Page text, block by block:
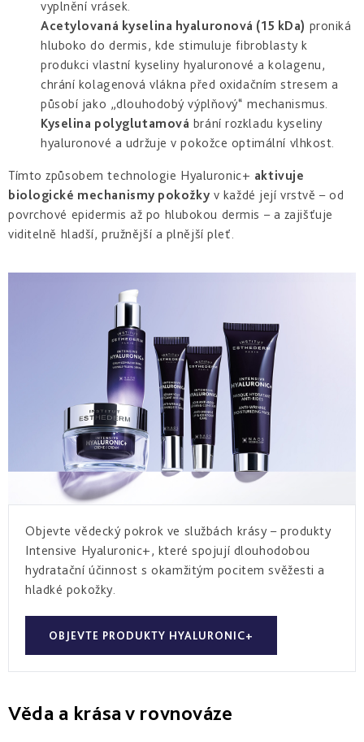
vyplnění vrásek.
Acetylovaná kyselina hyaluronová (15 kDa) proniká
hluboko do dermis, kde stimuluje fibroblasty k
produkci vlastní kyseliny hyaluronové a kolagenu,
chrání kolagenová vlákna před oxidačním stresem a
působí jako „dlouhodobý výplňový“ mechanismus.
Kyselina polyglutamová brání rozkladu kyseliny
hyaluronové a udržuje v pokožce optimální vlhkost.
Tímto způsobem technologie Hyaluronic+ aktivuje
biologické mechanismy pokožky v každé její vrstvě – od
povrchové epidermis až po hlubokou dermis – a zajišťuje
viditelně hladší, pružnější a plnější pleť.
Objevte vědecký pokrok ve službách krásy – produkty
Intensive Hyaluronic+, které spojují dlouhodobou
hydratační účinnost s okamžitým pocitem svěžesti a
hladké pokožky.
OBJEVTE PRODUKTY HYALURONIC+
Věda a krása v rovnováze